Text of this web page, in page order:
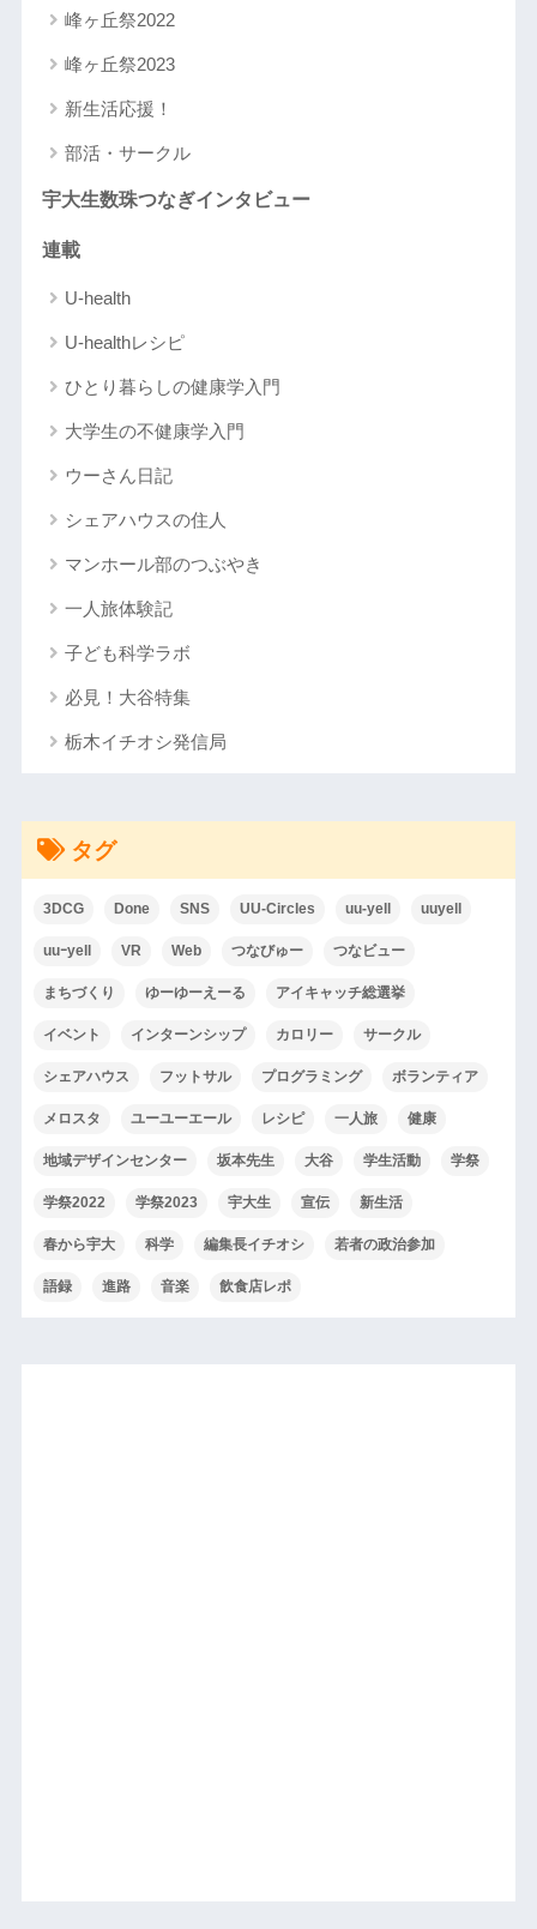
峰ヶ丘祭2022
峰ヶ丘祭2023
新生活応援！
部活・サークル
宇大生数珠つなぎインタビュー
連載
U-health
U-healthレシピ
ひとり暮らしの健康学入門
大学生の不健康学入門
ウーさん日記
シェアハウスの住人
マンホール部のつぶやき
一人旅体験記
子ども科学ラボ
必見！大谷特集
栃木イチオシ発信局
タグ
3DCG Done SNS UU-Circles uu-yell uuyell
uuｰyell VR Web つなびゅー つなビュー
まちづくり ゆーゆーえーる アイキャッチ総選挙
イベント インターンシップ カロリー サークル
シェアハウス フットサル プログラミング ボランティア
メロスタ ユーユーエール レシピ 一人旅 健康
地域デザインセンター 坂本先生 大谷 学生活動 学祭
学祭2022 学祭2023 宇大生 宣伝 新生活
春から宇大 科学 編集長イチオシ 若者の政治参加
語録 進路 音楽 飲食店レポ